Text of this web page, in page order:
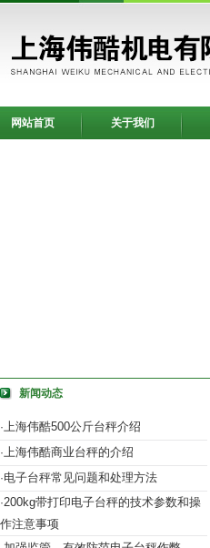
网站首页 关于我们
新闻动态
·上海伟酷500公斤台秤介绍
·上海伟酷商业台秤的介绍
·电子台秤常见问题和处理方法
·200kg带打印电子台秤的技术参数和操
作注意事项